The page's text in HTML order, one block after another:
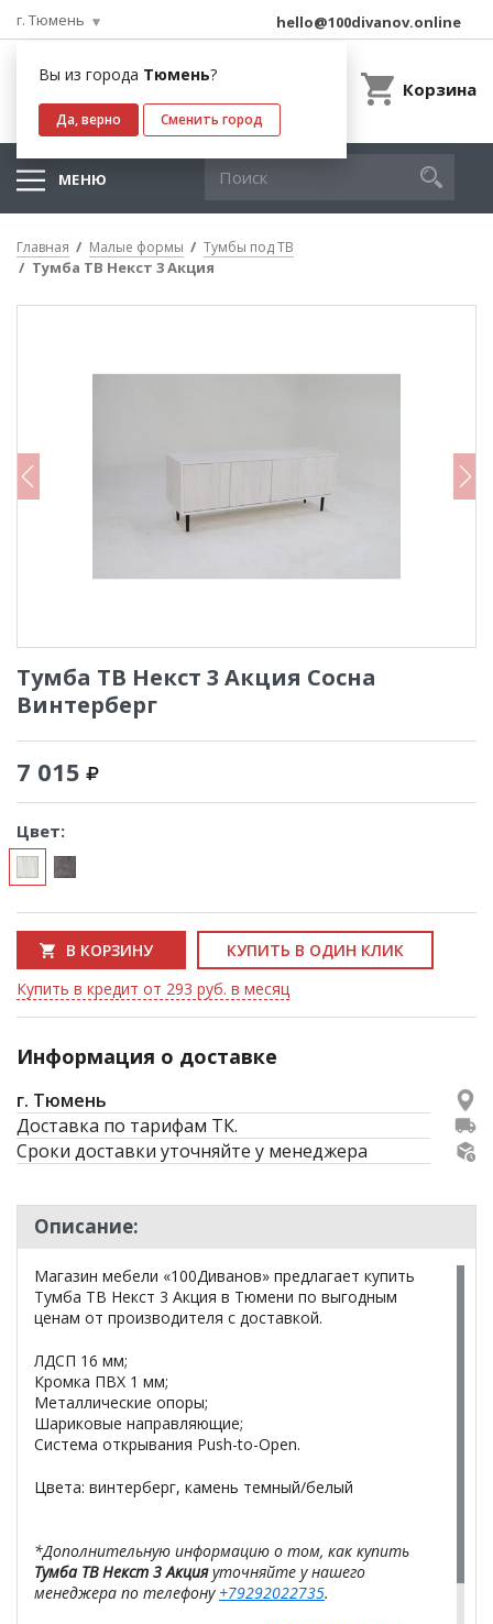
г. Тюмень
Вы из города Тюмень?
Да, верно Сменить город
hello@100divanov.online
Корзина
МЕНЮ
Главная Малые формы Тумбы под ТВ
Тумба ТВ Некст 3 Акция
Тумба ТВ Некст 3 Акция Сосна
Винтерберг
7 015
Цвет:
В КОРЗИНУ
КУПИТЬ В ОДИН КЛИК
Купить в кредит от 293 руб. в месяц
Информация о доставке
г. Тюмень
Доставка по тарифам ТК.
Сроки доставки уточняйте у менеджера
Описание:
Магазин мебели «100Диванов» предлагает купить
Тумба ТВ Некст 3 Акция в Тюмени по выгодным
ценам от производителя с доставкой.
ЛДСП 16 мм;
Кромка ПВХ 1 мм;
Металлические опоры;
Шариковые направляющие;
Система открывания Push-to-Open.
Цвета: винтерберг, камень темный/белый
*Дополнительную информацию о том, как купить
Тумба ТВ Некст 3 Акцияуточняйте у нашего
менеджера по телефону +79292022735.